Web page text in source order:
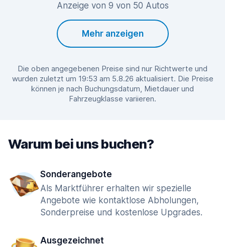
Anzeige von 9 von 50 Autos
Mehr anzeigen
Die oben angegebenen Preise sind nur Richtwerte und
wurden zuletzt um 19:53 am 5.8.26 aktualisiert. Die Preise
können je nach Buchungsdatum, Mietdauer und
Fahrzeugklasse variieren.
Warum bei uns buchen?
Sonderangebote
Als Marktführer erhalten wir spezielle
Angebote wie kontaktlose Abholungen,
Sonderpreise und kostenlose Upgrades.
Ausgezeichnet